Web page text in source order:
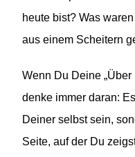
heute bist? Was waren
aus einem Scheitern
Wenn Du Deine
denke immer daran:
Deiner selbst sein,
Seite, auf der Du